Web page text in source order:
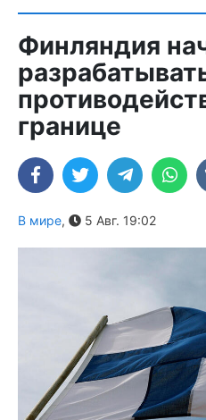
Финляндия
границе
В мире, 5 Авг. 19:02